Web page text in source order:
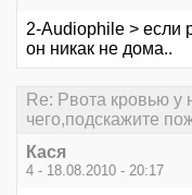
2-Audiophile > если
он никак не дома..
Re: Рвота кровью у
чего,подскажите
Кася
4 - 18.08.2010 - 20:17